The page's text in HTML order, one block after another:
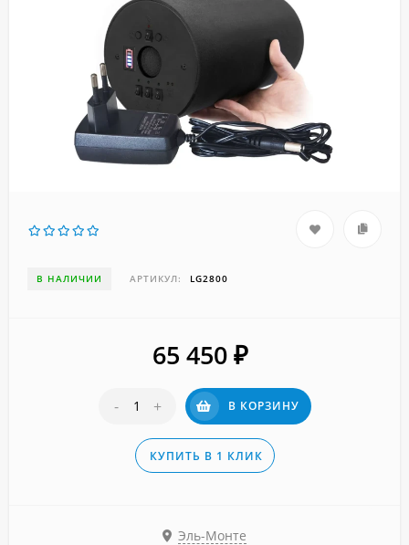
В НАЛИЧИИ АРТИКУЛ: LG2800
65 450 ₽
- + В КОРЗИНУ
КУПИТЬ В 1 КЛИК
Эль-Монте